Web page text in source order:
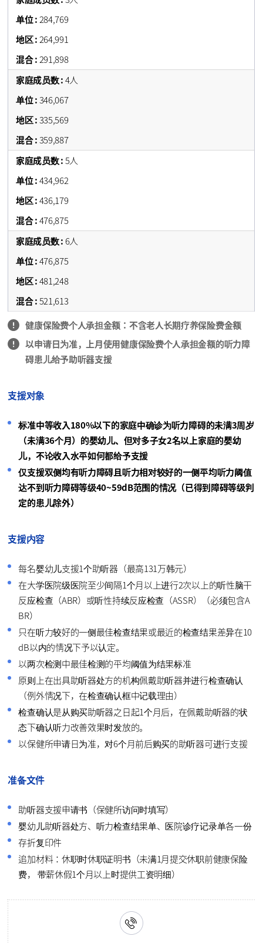
284,769
264,991
291,898
4人
346,067
335,569
359,887
5人
434,962
436,179
476,875
6人
476,875
481,248
521,613
健康保险费个人承担金额：不含老人长期疗养保险费金额
以申请日为准，上月使用健康保险费个人承担金额的听力障
碍患儿给予助听器支援
支援对象
标准中等收入180%以下的家庭中确诊为听力障碍的未满3周岁
（未满36个月）的婴幼儿、但对多子女2名以上家庭的婴幼
儿，不论收入水平如何都给予支援
仅支援双侧均有听力障碍且听力相对较好的一侧平均听力阈值
达不到听力障碍等级40~59dB范围的情况（已得到障碍等级判
定的患儿除外）
支援内容
每名婴幼儿支援1个助听器（最高131万韩元）
在大学医院级医院至少间隔1个月以上进行2次以上的听性脑干
反应检查（ABR）或听性持续反应检查（ASSR）（必须包含A
BR）
只在听力较好的一侧最佳检查结果或最近的检查结果差异在10
dB以内的情况下予以认定。
以两次检测中最佳检测的平均阈值为结果标准
原则上在出具助听器处方的机构佩戴助听器并进行检查确认
（例外情况下，在检查确认框中记载理由）
检查确认是从购买助听器之日起1个月后，在佩戴助听器的状
态下确认听力改善效果时发放的。
以保健所申请日为准，对6个月前后购买的助听器可进行支援
准备文件
助听器支援申请书（保健所访问时填写）
婴幼儿助听器处方、听力检查结果单、医院诊疗记录单各一份
存折复印件
追加材料：休职时休职证明书（未满1月提交休职前健康保险
费， 带薪休假1个月以上时提供工资明细）